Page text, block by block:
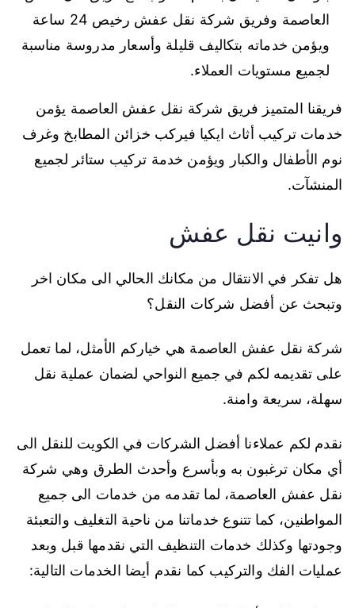
العاصمة وفريق شركة نقل عفش رخيص 24 ساعة
ويؤمن خدماته بتكاليف قليلة وأسعار مدروسة مناسبة
لجميع مستويات العملاء.
فريقنا المتميز فريق شركة نقل عفش العاصمة يؤمن
خدمات تركيب أثاث ايكيا فيركب خزائن المطابخ وغرف
نوم الأطفال والكبار ويؤمن خدمة تركيب ستائر لجميع
المنشآت.
وانيت نقل عفش
هل تفكر في الانتقال من مكانك الحالي الى مكان اخر
وتبحث عن أفضل شركات النقل؟
شركة نقل عفش العاصمة هي خياركم الأمثل، لما تعمل
على تقديمه لكم في جميع النواحي لضمان عملية نقل
سهلة، سريعة وامنة.
نقدم لكم عملاءنا أفضل الشركات في الكويت للنقل الى
أي مكان ترغبون به وبأسرع وأحدث الطرق وهي شركة
نقل عفش العاصمة، لما تقدمه من خدمات الى جميع
المواطنين، كما تتنوع خدماتنا من ناحية التغليف والتعبئة
وجودتها وكذلك خدمات التنظيف التي نقدمها قبل وبعد
عمليات الفك والتركيب كما نقدم أيضا الخدمات التالية: